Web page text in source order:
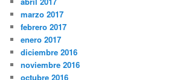
marzo 2017
febrero 2017
enero 2017
diciembre 2016
noviembre 2016
octubre 2016